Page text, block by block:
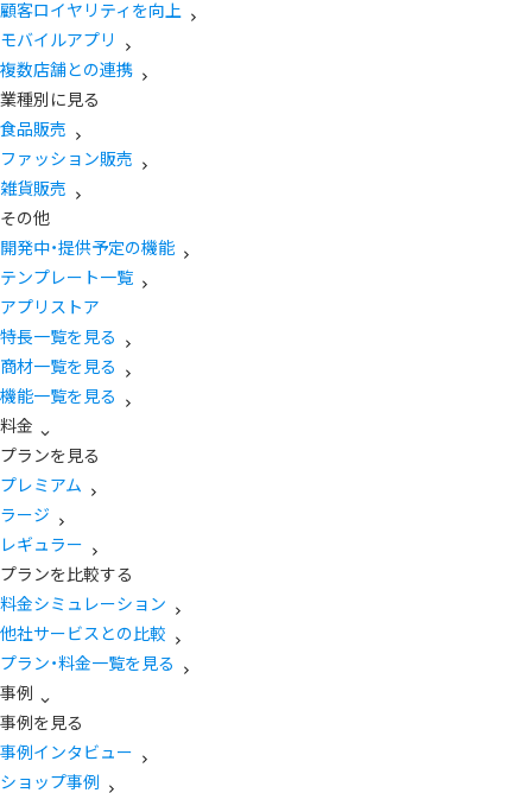
顧客ロイヤリティを向上
モバイルアプリ
複数店舗との連携
業種別に見る
食品販売
ファッション販売
雑貨販売
その他
開発中・提供予定の機能
テンプレート一覧
アプリストア
特長一覧を見る
商材一覧を見る
機能一覧を見る
料金
プランを見る
プレミアム
ラージ
レギュラー
プランを比較する
料金シミュレーション
他社サービスとの比較
プラン・料金一覧を見る
事例
事例を見る
事例インタビュー
ショップ事例